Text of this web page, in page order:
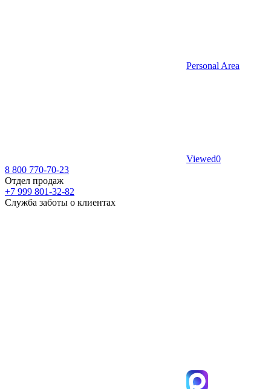
Personal Area
Viewed0
8 800 770-70-23
Отдел продаж
+7 999 801-32-82
Служба заботы о клиентах